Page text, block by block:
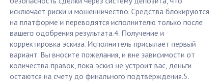
исключает риски и мошенничество. Средства блокируются
на платформе и переводятся исполнителю только после
вашего одобрения результата.4. Получение и
корректировка эскиза. Исполнитель присылает первый
вариант. Вы вносите пожелания, и вне зависимости от
количества правок, пока эскиз не устроит вас, деньги
остаются на счету до финального подтверждения.5.